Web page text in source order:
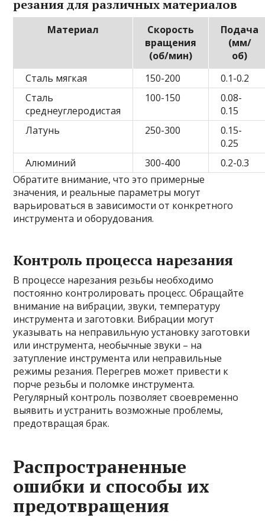
резания для различных материалов
Материал
Скорость
вращения
(об/мин)
Подача
(мм/
об)
Сталь мягкая
150-200
0.1-0.2
Сталь
среднеуглеродистая
100-150
0.08-
0.15
Латунь
250-300
0.15-
0.25
Алюминий
300-400
0.2-0.3
Обратите внимание, что это примерные
значения, и реальные параметры могут
варьироваться в зависимости от конкретного
инструмента и оборудования.
Контроль процесса нарезания
В процессе нарезания резьбы необходимо
постоянно контролировать процесс. Обращайте
внимание на вибрации, звуки, температуру
инструмента и заготовки. Вибрации могут
указывать на неправильную установку заготовки
или инструмента, необычные звуки – на
затупление инструмента или неправильные
режимы резания. Перегрев может привести к
порче резьбы и поломке инструмента.
Регулярный контроль позволяет своевременно
выявить и устранить возможные проблемы,
предотвращая брак.
Распространенные
ошибки и способы их
предотвращения